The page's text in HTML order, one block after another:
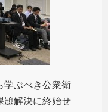
学ぶべき公衆衛
題解決に終始せ